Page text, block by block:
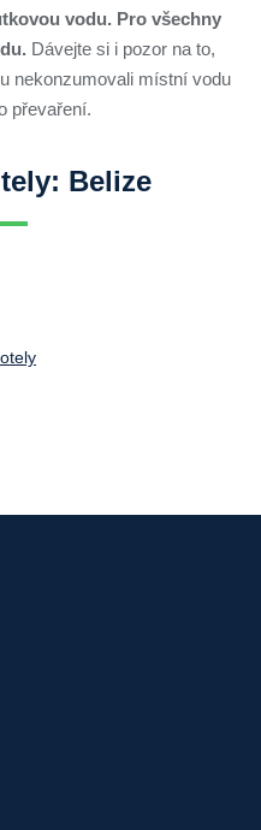
vodu. Pro všechny
Dávejte si i pozor na to,
nekonzumovali místní vodu
převaření.
Belize